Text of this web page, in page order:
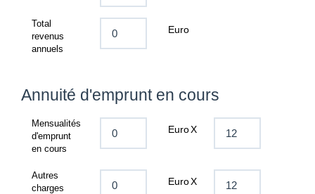
Total
revenus
annuels
Euro
Annuité d'emprunt en cours
Mensualités
d'emprunt
en cours
EuroX
Autres
charges
EuroX